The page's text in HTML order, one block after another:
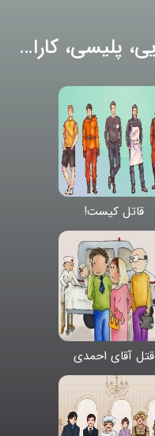
پرذخیره ترین های جنایی، پلیسی، کاراگاهی
قاتل کیست!
قتل آقای احمدی